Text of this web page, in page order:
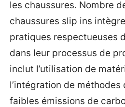
les chaussures. Nombre
chaussures slip ins
pratiques respectueuses
dans leur processus de
inclut l’utilisation de
l’intégration de
faibles émissions de